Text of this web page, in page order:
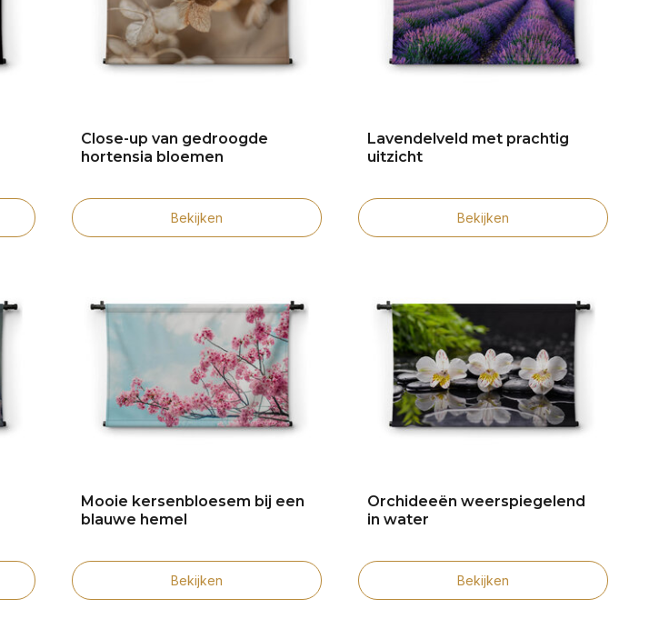
Close-up van gedroogde
hortensia bloemen
Bekijken
Lavendelveld met prachtig
uitzicht
Bekijken
Mooie kersenbloesem bij een
blauwe hemel
Bekijken
Orchideeën weerspiegelend
in water
Bekijken